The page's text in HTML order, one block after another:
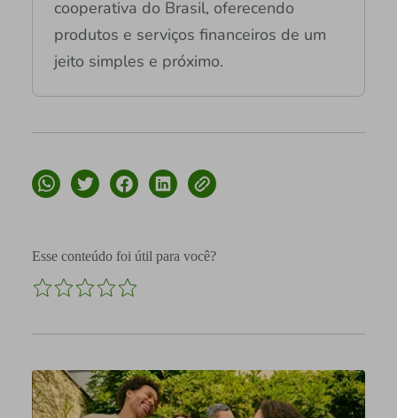
cooperativa do Brasil, oferecendo
produtos e serviços financeiros de um
jeito simples e próximo.
Esse conteúdo foi útil para você?